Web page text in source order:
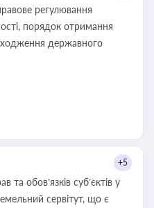
регулювання
порядок отримання
державного
+5
та обов’язків суб’єктів у
сервітут, що є